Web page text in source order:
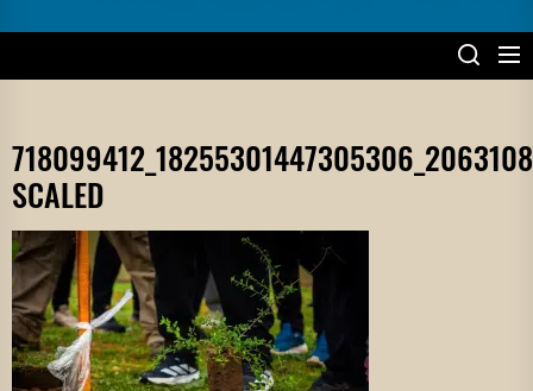
SCALED